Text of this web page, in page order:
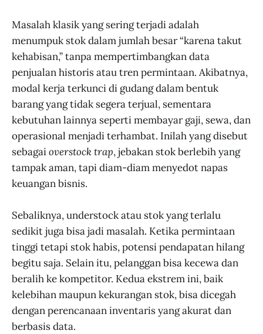
Masalah klasik yang sering terjadi adalah
menumpuk stok dalam jumlah besar “karena takut
kehabisan,” tanpa mempertimbangkan data
penjualan historis atau tren permintaan. Akibatnya,
modal kerja terkunci di gudang dalam bentuk
barang yang tidak segera terjual, sementara
kebutuhan lainnya seperti membayar gaji, sewa, dan
operasional menjadi terhambat. Inilah yang disebut
sebagaioverstock trap, jebakan stok berlebih yang
tampak aman, tapi diam-diam menyedot napas
keuangan bisnis.
Sebaliknya, understock atau stok yang terlalu
sedikit juga bisa jadi masalah. Ketika permintaan
tinggi tetapi stok habis, potensi pendapatan hilang
begitu saja. Selain itu, pelanggan bisa kecewa dan
beralih ke kompetitor. Kedua ekstrem ini, baik
kelebihan maupun kekurangan stok, bisa dicegah
dengan perencanaan inventaris yang akurat dan
berbasis data.